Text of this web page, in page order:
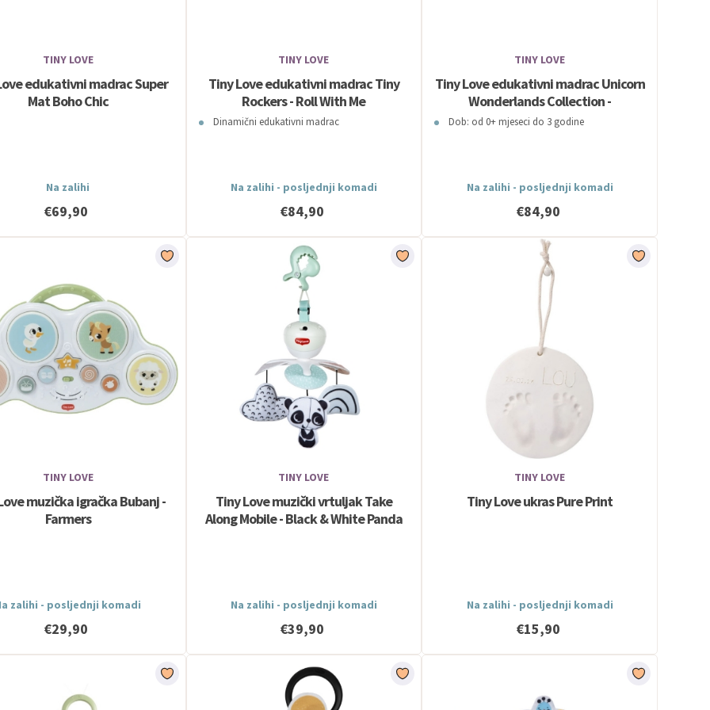
TINY LOVE
edukativni madrac Super
Mat Boho Chic
Na zalihi
€69,90
TINY LOVE
Tiny Love edukativni madrac Tiny
Rockers - Roll With Me
Dinamični edukativni madrac
Na zalihi - posljednji komadi
€84,90
TINY LOVE
Tiny Love edukativni madrac Unicorn
Wonderlands Collection -
Developmental Gymini
Dob: od 0+ mjeseci do 3 godine
Na zalihi - posljednji komadi
€84,90
TINY LOVE
muzička igračka Bubanj -
Farmers
zalihi - posljednji komadi
€29,90
TINY LOVE
Tiny Love muzički vrtuljak Take
Along Mobile - Black & White Panda
Na zalihi - posljednji komadi
€39,90
TINY LOVE
Tiny Love ukras Pure Print
Na zalihi - posljednji komadi
€15,90